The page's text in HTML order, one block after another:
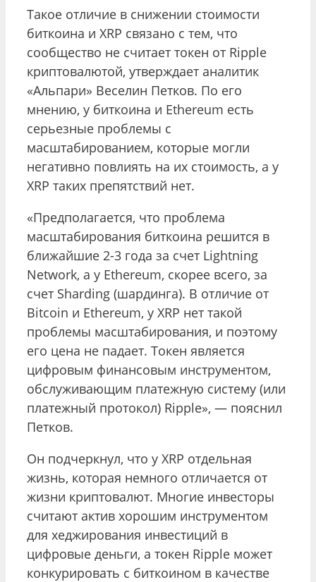
Такое отличие в снижении стоимости
биткоина и XRP связано с тем, что
сообщество не считает токен от Ripple
криптовалютой, утверждает аналитик
«Альпари» Веселин Петков. По его
мнению, у биткоина и Ethereum есть
серьезные проблемы с
масштабированием, которые могли
негативно повлиять на их стоимость, а у
XRP таких препятствий нет.
«Предполагается, что проблема
масштабирования биткоина решится в
ближайшие 2-3 года за счет Lightning
Network, а у Ethereum, скорее всего, за
счет Sharding (шардинга). В отличие от
Bitcoin и Ethereum, у XRP нет такой
проблемы масштабирования, и поэтому
его цена не падает. Токен является
цифровым финансовым инструментом,
обслуживающим платежную систему (или
платежный протокол) Ripple», — пояснил
Петков.
Он подчеркнул, что у XRP отдельная
жизнь, которая немного отличается от
жизни криптовалют. Многие инвесторы
считают актив хорошим инструментом
для хеджирования инвестиций в
цифровые деньги, а токен Ripple может
конкурировать с биткоином в качестве